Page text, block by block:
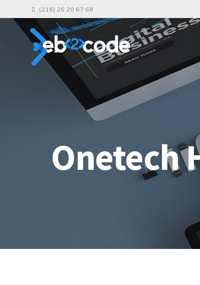
(216) 25 20 67 68
Onetech